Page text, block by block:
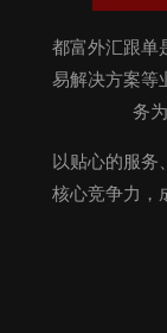
都富外汇跟单
易解决方案等
务
以贴心的服务
核心竞争力，